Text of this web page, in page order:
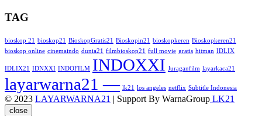
TAG
bioskop 21 bioskop21 BioskopGratis21 Bioskopin21 bioskopkeren Bioskopkeren21
bioskop online cinemaindo dunia21 filmbioskop21 full movie gratis hitman IDLIX
IDLIX21 IDNXXI INDOFILM INDOXXI Juraganfilm layarkaca21
layarwarna21 — lk21 los angeles netflix Subtitle Indonesia
© 2023 LAYARWARNA21 | Support By WarnaGroup LK21
close